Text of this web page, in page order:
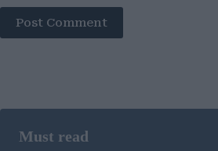
Post Comment